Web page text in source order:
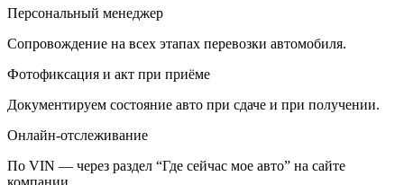
Персональный менеджер
Сопровождение на всех этапах перевозки автомобиля.
Фотофиксация и акт при приёме
Документируем состояние авто при сдаче и при получении.
Онлайн-отслеживание
По VIN — через раздел “Где сейчас мое авто” на сайте
компании.